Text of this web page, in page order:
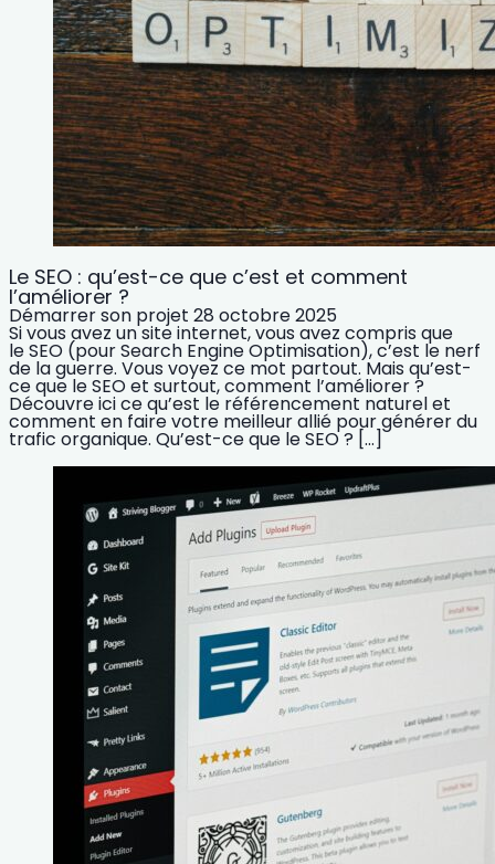
Le SEO : qu’est-ce que c’est et comment
l’améliorer ?
Démarrer son projet 28 octobre 2025
Si vous avez un site internet, vous avez compris que
le SEO (pour Search Engine Optimisation), c’est le nerf
de la guerre. Vous voyez ce mot partout. Mais qu’est-
ce que le SEO et surtout, comment l’améliorer ?
Découvre ici ce qu’est le référencement naturel et
comment en faire votre meilleur allié pour générer du
trafic organique. Qu’est-ce que le SEO ? […]